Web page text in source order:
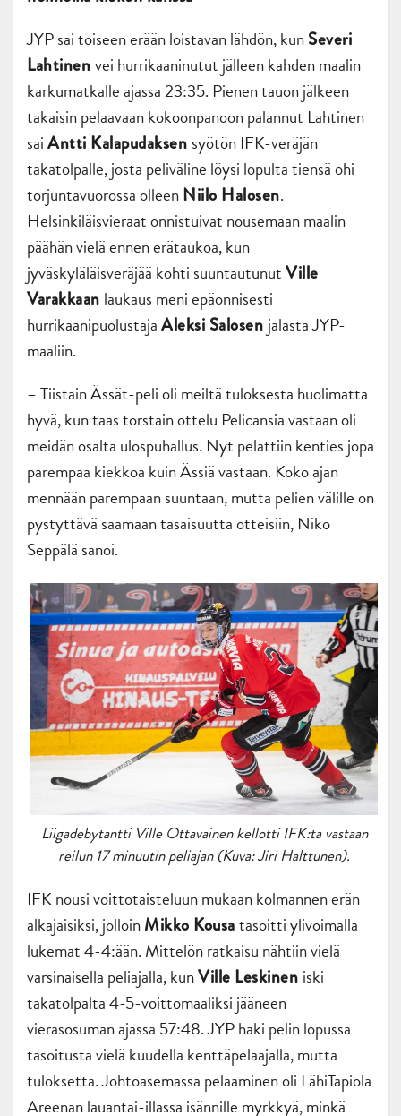
JYP sai toiseen erään loistavan lähdön, kunSeveri
Lahtinenvei hurrikaaninutut jälleen kahden maalin
karkumatkalle ajassa 23:35. Pienen tauon jälkeen
takaisin pelaavaan kokoonpanoon palannut Lahtinen
saiAntti Kalapudaksen syötön IFK-veräjän
takatolpalle, josta peliväline löysi lopulta tiensä ohi
torjuntavuorossa olleenNiilo Halosen.
Helsinkiläisvieraat onnistuivat nousemaan maalin
päähän vielä ennen erätaukoa, kun
jyväskyläläisveräjää kohti suuntautunutVille
Varakkaan laukaus meni epäonnisesti
hurrikaanipuolustajaAleksi Salosen jalasta JYP-
maaliin.
– Tiistain Ässät-peli oli meiltä tuloksesta huolimatta
hyvä, kun taas torstain ottelu Pelicansia vastaan oli
meidän osalta ulospuhallus. Nyt pelattiin kenties jopa
parempaa kiekkoa kuin Ässiä vastaan. Koko ajan
mennään parempaan suuntaan, mutta pelien välille on
pystyttävä saamaan tasaisuutta otteisiin, Niko
Seppälä sanoi.
Liigadebytantti Ville Ottavainen kellotti IFK:ta vastaan
reilun 17 minuutin peliajan (Kuva: Jiri Halttunen).
IFK nousi voittotaisteluun mukaan kolmannen erän
alkajaisiksi, jolloinMikko Kousatasoitti ylivoimalla
lukemat 4-4:ään. Mittelön ratkaisu nähtiin vielä
varsinaisella peliajalla, kunVille Leskinen iski
takatolpalta 4-5-voittomaaliksi jääneen
vierasosuman ajassa 57:48. JYP haki pelin lopussa
tasoitusta vielä kuudella kenttäpelaajalla, mutta
tuloksetta. Johtoasemassa pelaaminen oli LähiTapiola
Areenan lauantai-illassa isännille myrkkyä, minkä